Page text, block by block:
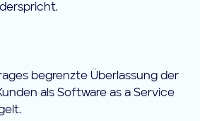
begrenzte Überlassung der
als Software as a Service